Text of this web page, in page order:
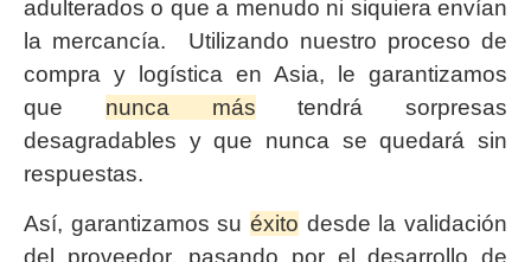
adulterados o que a menudo ni siquiera envían
la mercancía. Utilizando nuestro proceso de
compra y logística en Asia, le garantizamos
que nunca más tendrá sorpresas
desagradables y que nunca se quedará sin
respuestas.
Así, garantizamos su éxito desde la validación
del proveedor, pasando por el desarrollo de